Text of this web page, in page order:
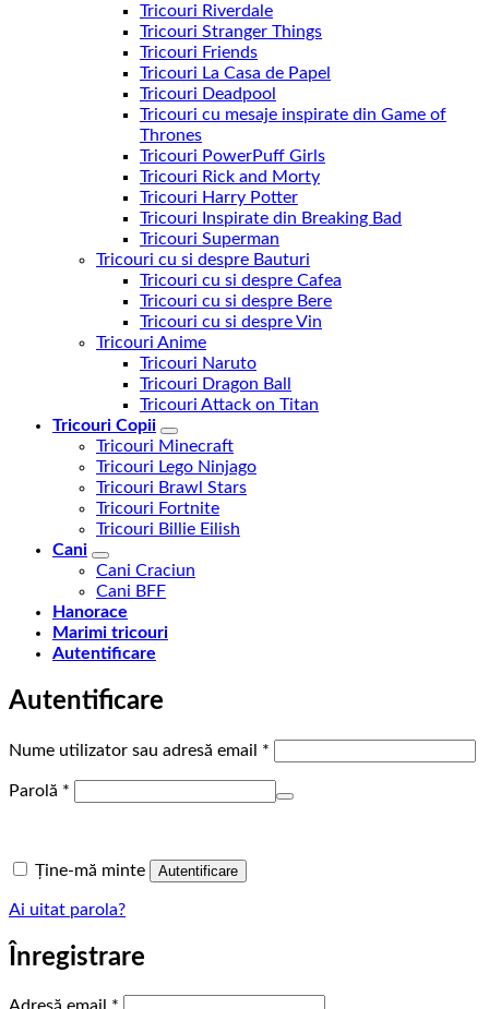
Tricouri Riverdale
Tricouri Stranger Things
Tricouri Friends
Tricouri La Casa de Papel
Tricouri Deadpool
Tricouri cu mesaje inspirate din Game of
Thrones
Tricouri PowerPuff Girls
Tricouri Rick and Morty
Tricouri Harry Potter
Tricouri Inspirate din Breaking Bad
Tricouri Superman
Tricouri cu si despre Bauturi
Tricouri cu si despre Cafea
Tricouri cu si despre Bere
Tricouri cu si despre Vin
Tricouri Anime
Tricouri Naruto
Tricouri Dragon Ball
Tricouri Attack on Titan
Tricouri Copii
Tricouri Minecraft
Tricouri Lego Ninjago
Tricouri Brawl Stars
Tricouri Fortnite
Tricouri Billie Eilish
Cani
Cani Craciun
Cani BFF
Hanorace
Marimi tricouri
Autentificare
Autentificare
Nume utilizator sau adresă email *
Parolă *
Ține-mă minte Autentificare
Ai uitat parola?
Înregistrare